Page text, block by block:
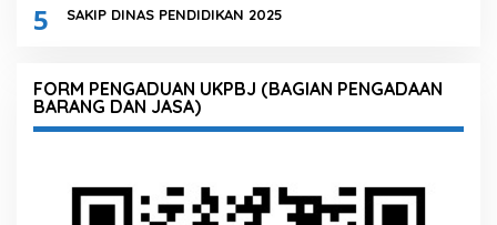
5 SAKIP DINAS PENDIDIKAN 2025
FORM PENGADUAN UKPBJ (BAGIAN PENGADAAN
BARANG DAN JASA)